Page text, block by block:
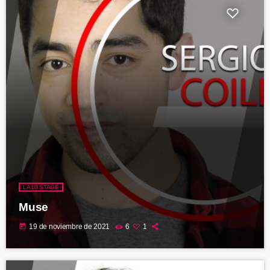
LA10 STAGE
Muse
today 19 de noviembre de 2021 6 1